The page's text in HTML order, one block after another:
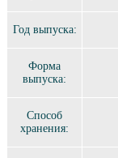
Год выпуска:
Форма
выпуска:
Способ
хранения: